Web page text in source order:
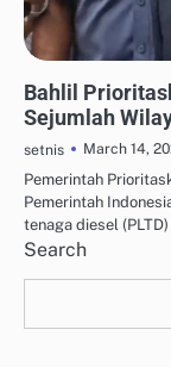
Bahlil
Sejumlah
setnis
March 14,
Pemerintah
Pemerintah
tenaga diesel
Search